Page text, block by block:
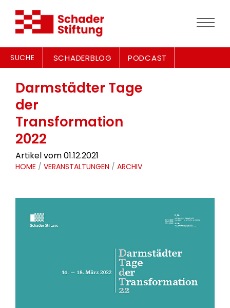
SUCHE SCHADERBLOG PODCAST
Darmstädter Tage
der
Transformation
2022
Artikel vom 01.12.2021
HOME / VERANSTALTUNGEN / ARCHIV